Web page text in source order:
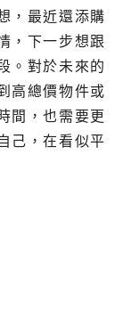
，最近還添購
，下一步想跟
。對於未來的
高總價物件或
間，也需要更
己，在看似平